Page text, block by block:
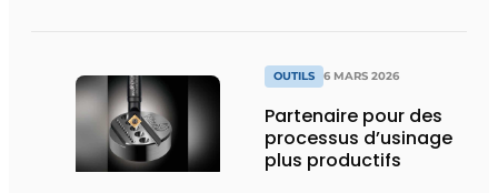
serrage
OUTILS 6 MARS 2026
Partenaire pour des
processus d’usinage
plus productifs